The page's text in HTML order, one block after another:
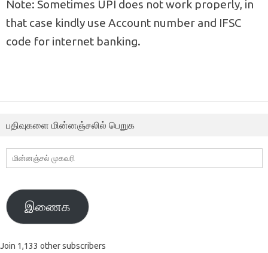
Note: Sometimes UPI does not work properly, in
that case kindly use Account number and IFSC
code for internet banking.
பதிவுகளை மின்னஞ்சலில் பெறுக
மின்னஞ்சல்
முகவரி
இணைக
Join 1,133 other subscribers